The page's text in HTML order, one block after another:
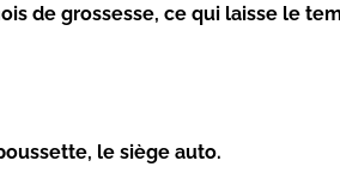
de grossesse, ce qui laisse le
le siège auto.